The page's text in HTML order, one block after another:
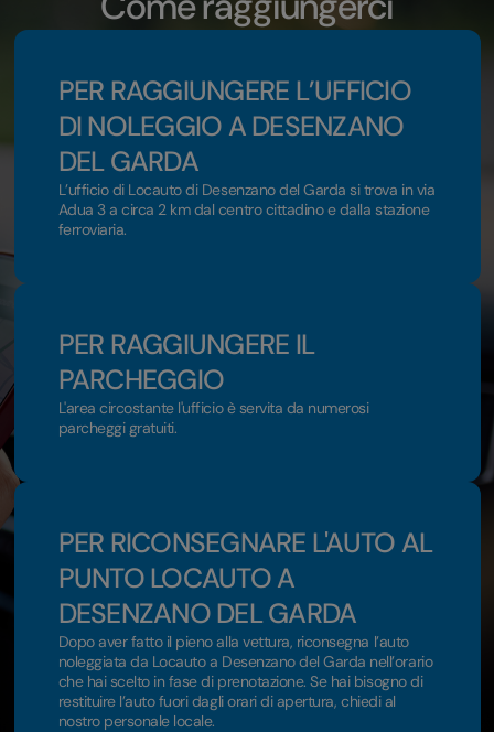
PER RAGGIUNGERE L’UFFICIO
DI NOLEGGIO A DESENZANO
DEL GARDA
L’ufficio di Locauto di Desenzano del Garda si trova in via
Adua 3 a circa 2 km dal centro cittadino e dalla stazione
ferroviaria.
PER RAGGIUNGERE IL
PARCHEGGIO
L'area circostante l'ufficio è servita da numerosi
parcheggi gratuiti.
PER RICONSEGNARE L'AUTO AL
PUNTO LOCAUTO A
DESENZANO DEL GARDA
Dopo aver fatto il pieno alla vettura, riconsegna l’auto
noleggiata da Locauto a Desenzano del Garda nell’orario
che hai scelto in fase di prenotazione. Se hai bisogno di
restituire l’auto fuori dagli orari di apertura, chiedi al
nostro personale locale.